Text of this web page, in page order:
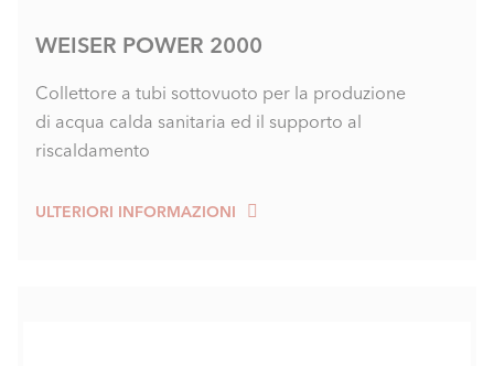
WEISER POWER 2000
Collettore a tubi sottovuoto per la produzione
di acqua calda sanitaria ed il supporto al
riscaldamento
ULTERIORI INFORMAZIONI